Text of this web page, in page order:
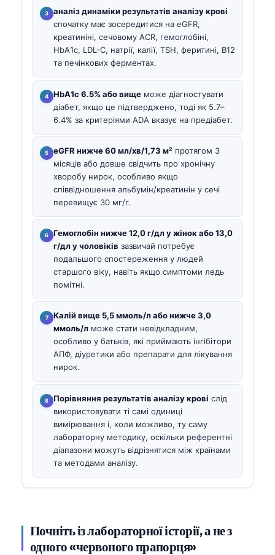
аналіз динаміки результатів аналізу крові
спочатку має зосередитися на eGFR,
креатиніні, сечовому ACR, гемоглобіні,
HbA1c, LDL-C, натрії, калії, TSH, феритині, B12
та печінкових ферментах.
HbA1c 6.5% або вище може діагностувати
діабет, якщо це підтверджено, тоді як 5.7–
6.4% за критеріями ADA вказує на предіабет.
eGFR нижче 60 мл/хв/1,73 м² протягом 3
місяців або довше свідчить про хронічну
хворобу нирок, особливо якщо
співвідношення альбумін/креатинін у сечі
перевищує 30 мг/г.
Гемоглобін нижче 12,0 г/дл у жінок або 13,0
г/дл у чоловіків зазвичай потребує
подальшого спостереження у людей
старшого віку, навіть якщо симптоми ледь
помітні.
Калій вище 5,5 ммоль/л або нижче 3,0
ммоль/л може стати невідкладним,
особливо у батьків, які приймають інгібітори
АПФ, діуретики або препарати для лікування
нирок.
Порівняння результатів аналізу крові слід
використовувати ті самі одиниці
вимірювання і, коли можливо, ту саму
лабораторну методику, оскільки референтні
діапазони можуть відрізнятися між країнами
та методами аналізу.
Почніть із лабораторної історії, а не з
одного «червоного прапорця»